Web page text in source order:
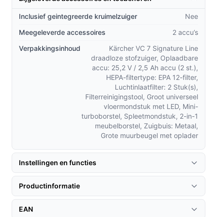
accessoires en de muurbeugel met oplaadfunctie
ondersteunen verschillende schoonmaakklussen en
opslag.
Belangrijkste voordelen
Praktische voordelen van dit model, gebaseerd op de
specificaties en meegeleverde onderdelen.
Langere gebruiksduur op de zuinigste stand: tot 60
minuten, waardoor grotere oppervlakken in
meerdere sessies te doen zijn zonder constant te
Inclusief extra lithium-ion accu en diverse
mondstukken: handig als je wisselt tussen vloeren,
kieren en bekleding.
HEPA 12-filter en zakloos systeem: filtert fijne
mogelijk zonder zakken.
Inclusief geintegreerde kruimelzuiger
Nee
Meegeleverde accessoires
2 accu’s
Verpakkingsinhoud
Kärcher VC 7 Signature Line
draadloze stofzuiger, Oplaadbare
accu: 25,2 V / 2,5 Ah accu (2 st.),
HEPA-filtertype: EPA 12-filter,
Luchtinlaatfilter: 2 Stuk(s),
Filterreinigingstool, Groot universeel
vloermondstuk met LED, Mini-
turboborstel, Spleetmondstuk, 2-in-1
meubelborstel, Zuigbuis: Metaal,
Grote muurbeugel met oplader
Instellingen en functies
Productinformatie
EAN